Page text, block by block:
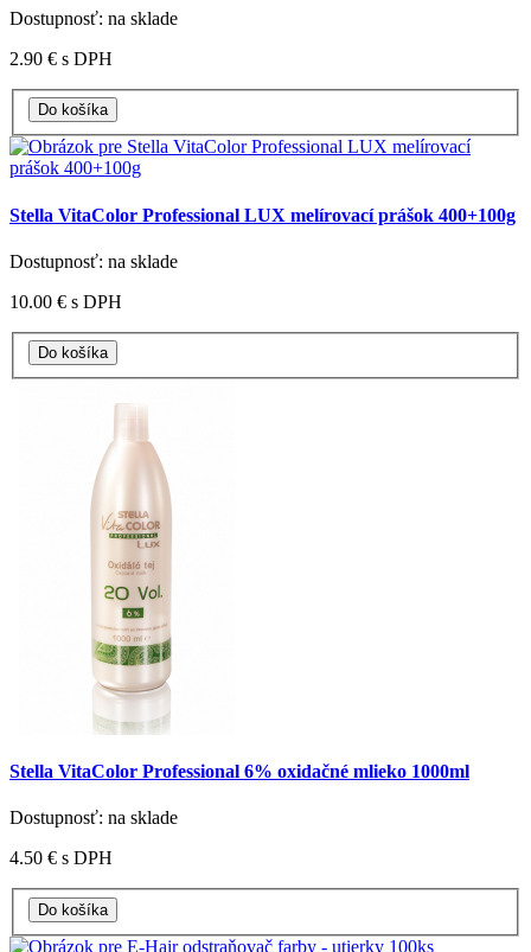
Dostupnosť: na sklade
2.90 € s DPH
Stella VitaColor Professional LUX melírovací prášok 400+100g
Dostupnosť: na sklade
10.00 € s DPH
Stella VitaColor Professional 6% oxidačné mlieko 1000ml
Dostupnosť: na sklade
4.50 € s DPH